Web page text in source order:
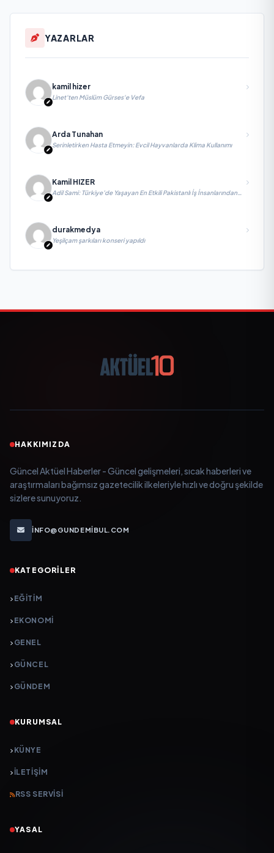
YAZARLAR
kamil hizer
Linet'ten Müslüm Gürses'e Vefa
Arda Tunahan
Serinletirken Hasta Etmeyin: Evcil Hayvanlarda Klima Kullanımı
Kamil HIZER
Adil Sami: Türkiye’de Yaşayan En Etkili Pakistanlı İş İnsanlarından
durakmedya
Yeşilçam şarkıları konseri yapıldı
HAKKIMIZDA
Güncel Aktüel Haberler - Güncel gelişmeleri, sıcak haberleri ve
araştırmaları bağımsız gazetecilik ilkeleriyle hızlı ve doğru şekilde
sizlere sunuyoruz.
INFO@GUNDEMIBUL.COM
KATEGORILER
EĞITIM
EKONOMI
GENEL
GÜNCEL
GÜNDEM
KURUMSAL
KÜNYE
İLETIŞIM
RSS SERVISI
YASAL